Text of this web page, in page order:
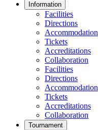
Information
Facilities
Directions
Accommodation
Tickets
Accreditations
Collaboration
Facilities
Directions
Accommodation
Tickets
Accreditations
Collaboration
Tournament